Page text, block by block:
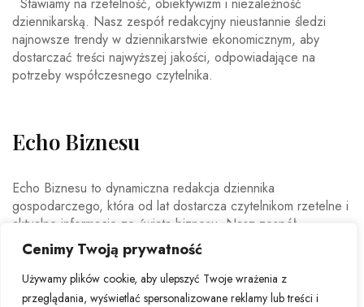
Cenimy Twoją prywatność
Używamy plików cookie, aby ulepszyć Twoje wrażenia z
przeglądania, wyświetlać spersonalizowane reklamy lub treści i
Stawiamy na rzetelność, obiektywizm i niezależność
dziennikarską. Nasz zespół redakcyjny nieustannie śledzi
najnowsze trendy w dziennikarstwie ekonomicznym, aby
dostarczać treści najwyższej jakości, odpowiadające na
potrzeby współczesnego czytelnika.
Echo Biznesu
Echo Biznesu to dynamiczna redakcja dziennika
gospodarczego, która od lat dostarcza czytelnikom rzetelne i
aktualne informacje ze świata biznesu. Nasz zespół
doświadczonych dziennikarzy i ekspertów ekonomicznych
codziennie analizuje najważniejsze wydarzenia rynkowe,
trendy gospodarcze oraz decyzje mające wpływ na polską i
światową ekonomię.